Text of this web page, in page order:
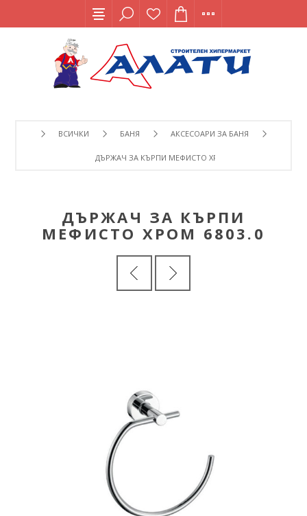
ВСИЧКИ БАНЯ АКСЕСОАРИ ЗА БАНЯ
ДЪРЖАЧ ЗА КЪРПИ МЕФИСТО ХРОМ 6803.0
ДЪРЖАЧ ЗА КЪРПИ
МЕФИСТО ХРОМ 6803.0